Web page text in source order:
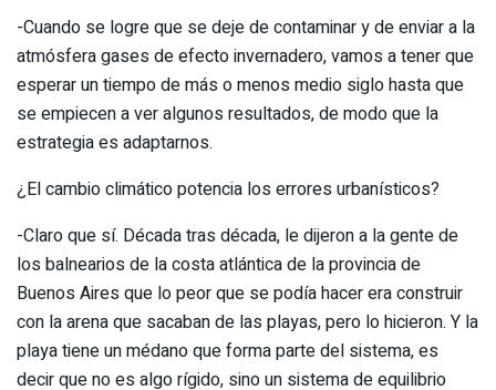
-Cuando se logre que se deje de contaminar y de enviar a la
atmósfera gases de efecto invernadero, vamos a tener que
esperar un tiempo de más o menos medio siglo hasta que
se empiecen a ver algunos resultados, de modo que la
estrategia es adaptarnos.
¿El cambio climático potencia los errores urbanísticos?
-Claro que sí. Década tras década, le dijeron a la gente de
los balnearios de la costa atlántica de la provincia de
Buenos Aires que lo peor que se podía hacer era construir
con la arena que sacaban de las playas, pero lo hicieron. Y la
playa tiene un médano que forma parte del sistema, es
decir que no es algo rígido, sino un sistema de equilibrio